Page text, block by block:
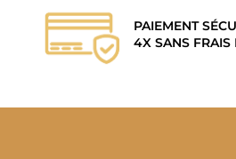
PAIEMENT
4X SANS FRAIS